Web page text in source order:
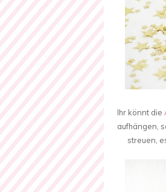
Ihr könnt die
aufhängen,
streuen,